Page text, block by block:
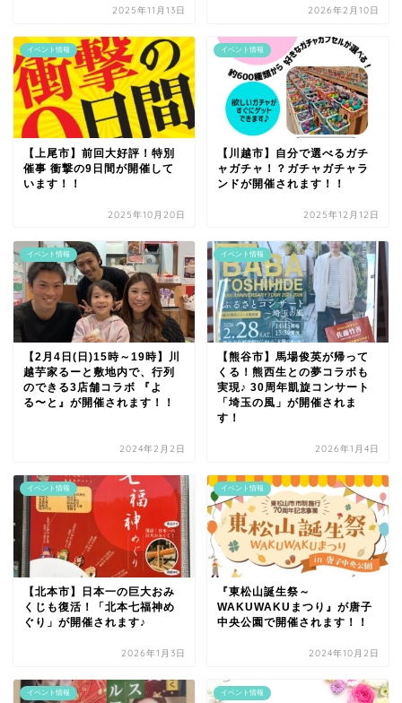
2025年11月13日 2026年2月10日
イベント情報
【上尾市】前回大好評！特別
催事 衝撃の9日間が開催して
います！！
2025年10月20日
イベント情報
【川越市】自分で選べるガチ
ャガチャ！？ガチャガチャラ
ンドが開催されます！！
2025年12月12日
イベント情報
【2月4日(日)15時～19時】川
越芋家るーと敷地内で、行列
のできる3店舗コラボ 『よ
る〜と』が開催されます！！
2024年2月2日
イベント情報
【熊谷市】馬場俊英が帰って
くる！熊西生との夢コラボも
実現♪ 30周年凱旋コンサート
「埼玉の風」が開催されま
す！
2026年1月4日
イベント情報
【北本市】日本一の巨大おみ
くじも復活！「北本七福神め
ぐり」が開催されます♪
2026年1月3日
イベント情報
『東松山誕生祭～
WAKUWAKUまつり』が唐子
中央公園で開催されます！！
2024年10月2日
イベント情報 イベント情報